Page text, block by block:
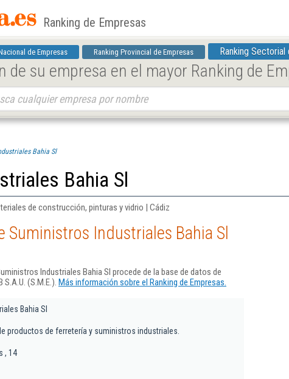
Ranking de Empresas
de Empresas Ranking Provincial de Empresas Ranking Sectorial
de su empresa en el mayor Ranking de
Bahia Sl
Bahia Sl
de construcción, pinturas y vidrio | Cádiz
Suministros Industriales Bahia Sl
Industriales Bahia Sl procede de la base de datos de
(S.M.E.). Más información sobre el Ranking de Empresas.
Bahia Sl
productos de ferretería y suministros industriales.
, 14